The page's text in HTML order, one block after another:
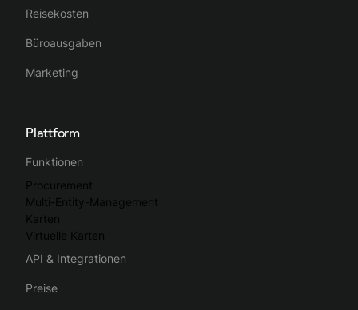
Reisekosten
Büroausgaben
Marketing
Plattform
Funktionen
Procurement
Multi-Entity-Management
Karten
Virtuelle Karten
API & Integrationen
Preise